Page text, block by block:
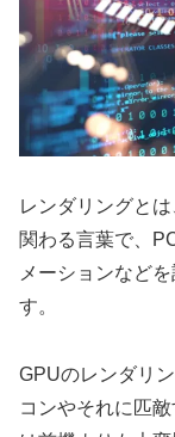
レンダリングと
関わる言葉で、
メーションなど
す。
GPUのレンダリ
コンやそれに匹